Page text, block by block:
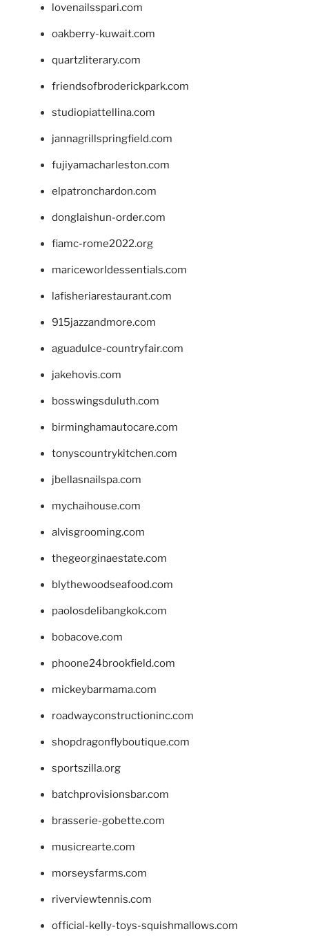
lovenailsspari.com
oakberry-kuwait.com
quartzliterary.com
friendsofbroderickpark.com
studiopiattellina.com
jannagrillspringfield.com
fujiyamacharleston.com
elpatronchardon.com
donglaishun-order.com
fiamc-rome2022.org
mariceworldessentials.com
lafisheriarestaurant.com
915jazzandmore.com
aguadulce-countryfair.com
jakehovis.com
bosswingsduluth.com
birminghamautocare.com
tonyscountrykitchen.com
jbellasnailspa.com
mychaihouse.com
alvisgrooming.com
thegeorginaestate.com
blythewoodseafood.com
paolosdelibangkok.com
bobacove.com
phoone24brookfield.com
mickeybarmama.com
roadwayconstructioninc.com
shopdragonflyboutique.com
sportszilla.org
batchprovisionsbar.com
brasserie-gobette.com
musicrearte.com
morseysfarms.com
riverviewtennis.com
official-kelly-toys-squishmallows.com